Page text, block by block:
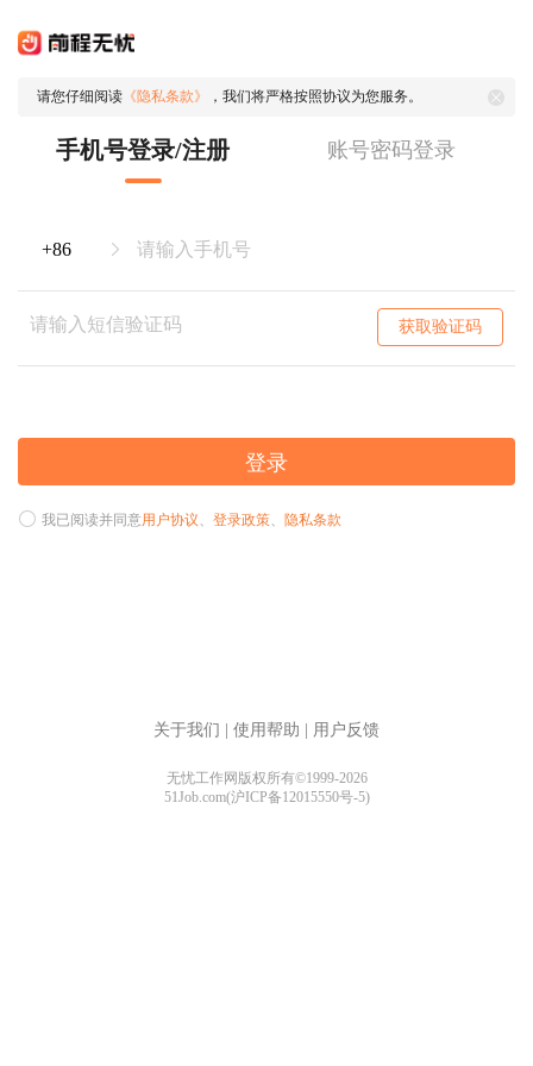
请您仔细阅读 《隐私条款》 ，我们将严格按照协议为您服务。
手机号登录/注册 账号密码登录
获取验证码
登录
我已阅读并同意用户协议、 登录政策、 隐私条款
关于我们 使用帮助 用户反馈
无忧工作网版权所有©1999-2026
51Job.com(沪ICP备12015550号-5)